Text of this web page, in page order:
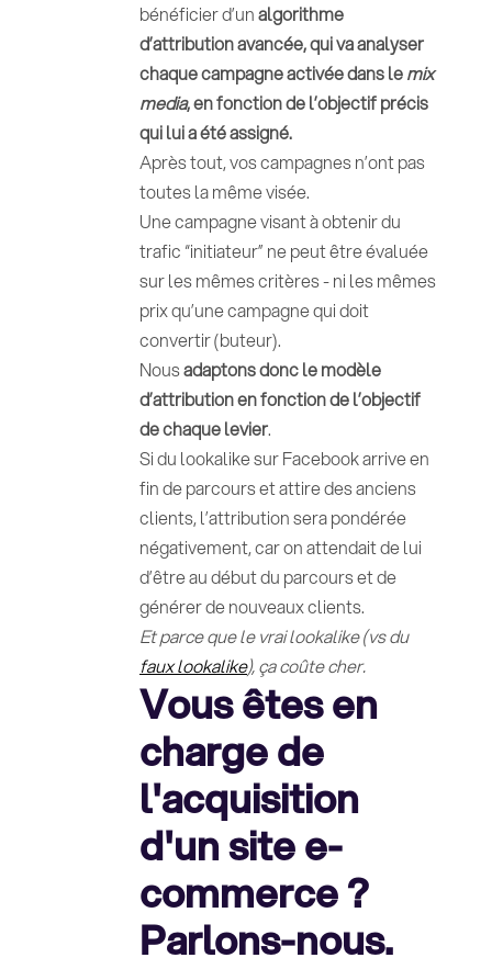
bénéficier d’unalgorithme
d’attribution avancée, qui va analyser
chaque campagne activée dans lemix
media, en fonction de l’objectif précis
qui lui a été assigné.
Après tout, vos campagnes n’ont pas
toutes la même visée.
Une campagne visant à obtenir du
trafic “initiateur” ne peut être évaluée
sur les mêmes critères - ni les mêmes
prix qu’une campagne qui doit
convertir (buteur).
Nousadaptons donc le modèle
d’attribution en fonction de l’objectif
de chaque levier.
Si du lookalike sur Facebook arrive en
fin de parcours et attire des anciens
clients, l’attribution sera pondérée
négativement, car on attendait de lui
d’être au début du parcours et de
générer de nouveaux clients.
Et parce que le vrai lookalike (vs du
faux lookalike), ça coûte cher.
Vous êtes en
charge de
l'acquisition
d'un site e-
commerce ?
Parlons-nous.